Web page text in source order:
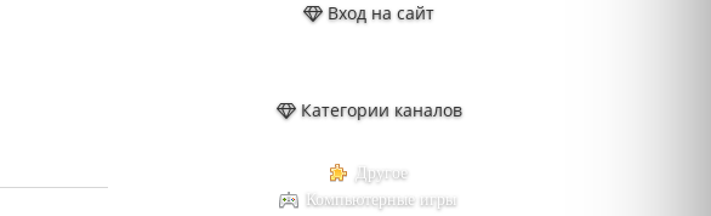
Вход на сайт
Категории каналов
Другое
Компьютерные игры